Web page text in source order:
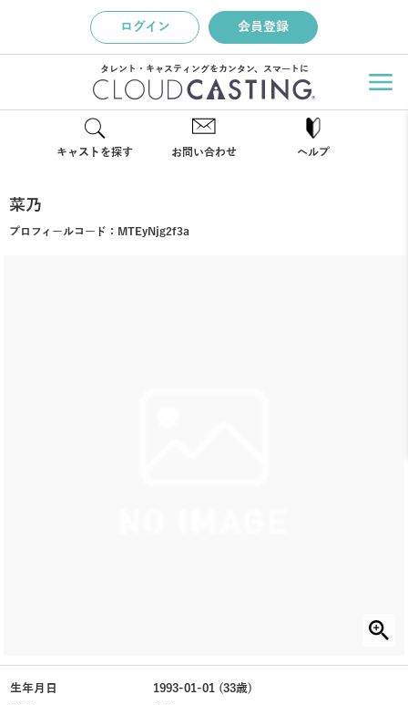
ログイン 会員登録
タレント・キャスティングをカンタン、スマートに
キャストを探す お問い合わせ ヘルプ
菜乃
プロフィールコード： MTEyNjg2f3a
生年月日
1993-01-01 (33歳)